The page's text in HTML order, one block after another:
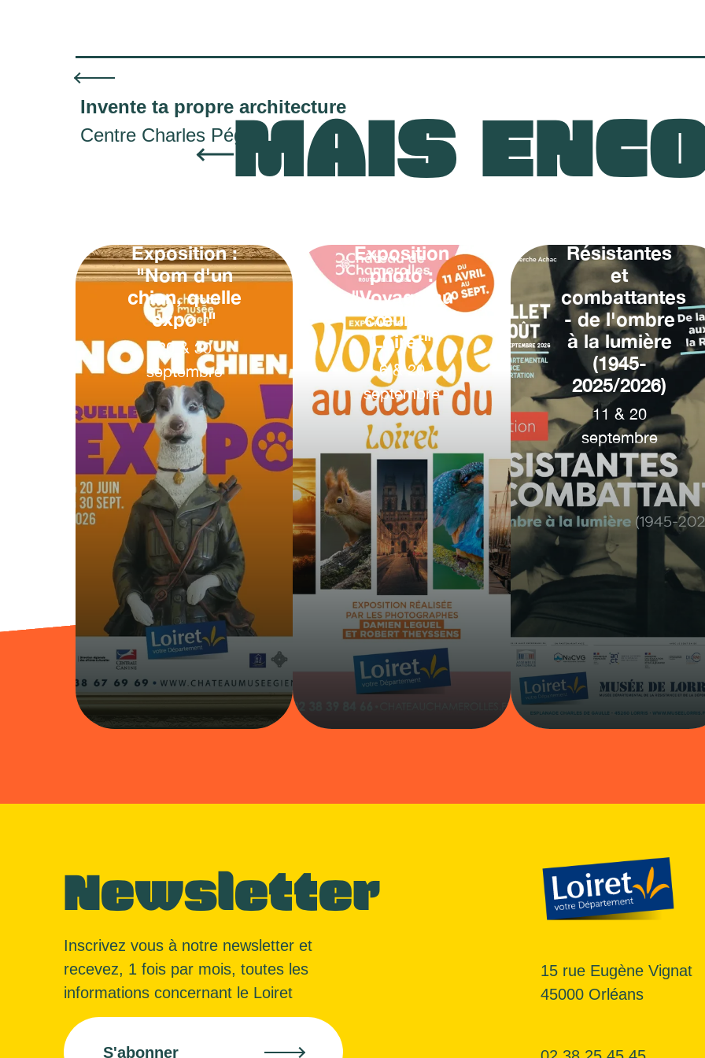
Invente ta propre architecture
Centre Charles PéguyMAIS
Exposition :
"Nom d'un
chien, quelle
expo !"
20 & 30
septembre
Exposition
photo :
"Voyage au
cœur du
Loiret"
6 & 20
septembre
Résistantes
et
combattantes
- de l'ombre
à la lumière
(1945-
2025/2026)
11 & 20
septembre
Newsletter
Inscrivez vous à notre newsletter et
recevez, 1 fois par mois, toutes les
informations concernant le Loiret
S'abonner
15 rue Eugène Vignat
45000 Orléans